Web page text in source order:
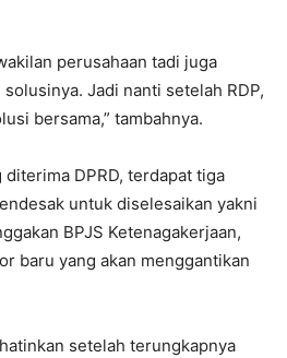
perusahaan tadi juga
Jadi nanti setelah RDP,
bersama,” tambahnya.
DPRD, terdapat tiga
untuk diselesaikan yakni
BPJS Ketenagakerjaan,
baru yang akan menggantikan
setelah terungkapnya